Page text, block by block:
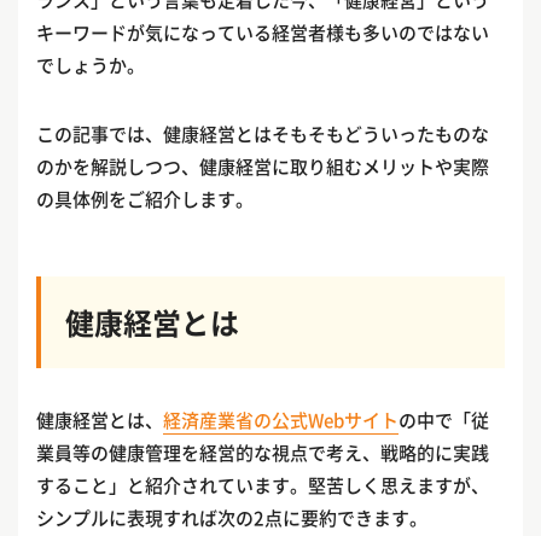
キーワードが気になっている経営者様も多いのではない
でしょうか。
この記事では、健康経営とはそもそもどういったものな
のかを解説しつつ、健康経営に取り組むメリットや実際
の具体例をご紹介します。
健康経営とは
健康経営とは、 経済産業省の公式Webサイトの中で「従
業員等の健康管理を経営的な視点で考え、戦略的に実践
すること」と紹介されています。堅苦しく思えますが、
シンプルに表現すれば次の2点に要約できます。